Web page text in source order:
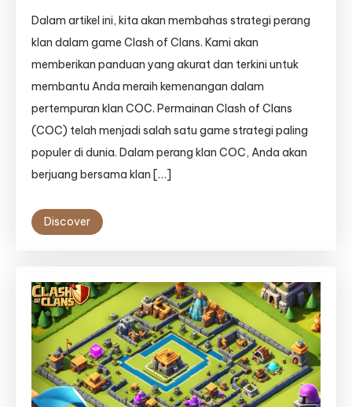
Dalam artikel ini, kita akan membahas strategi perang
klan dalam game Clash of Clans. Kami akan
memberikan panduan yang akurat dan terkini untuk
membantu Anda meraih kemenangan dalam
pertempuran klan COC. Permainan Clash of Clans
(COC) telah menjadi salah satu game strategi paling
populer di dunia. Dalam perang klan COC, Anda akan
berjuang bersama klan […]
Discover